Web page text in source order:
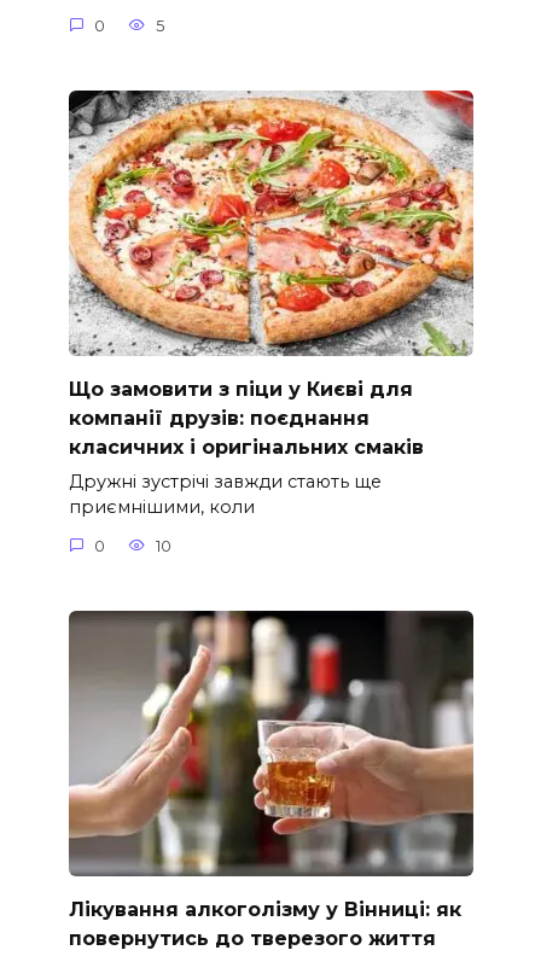
0 5
Що замовити з піци у Києві для
компанії друзів: поєднання
класичних і оригінальних смаків
Дружні зустрічі завжди стають ще
приємнішими, коли
0 10
Лікування алкоголізму у Вінниці: як
повернутись до тверезого життя